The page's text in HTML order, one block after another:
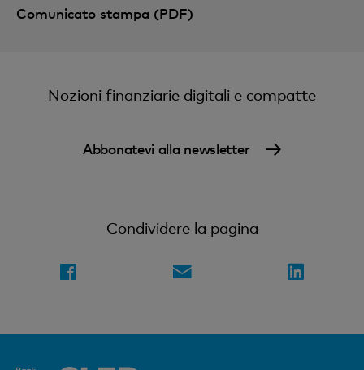
Comunicato stampa (PDF)
Nozioni finanziarie digitali e compatte
Abbonatevi alla newsletter
Condividere la pagina